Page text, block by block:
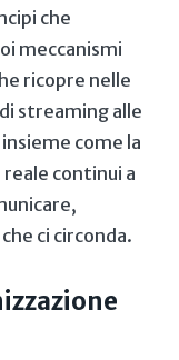
⁣che
meccanismi
ricopre nelle
streaming alle
‍come la
continui a
ci circonda.